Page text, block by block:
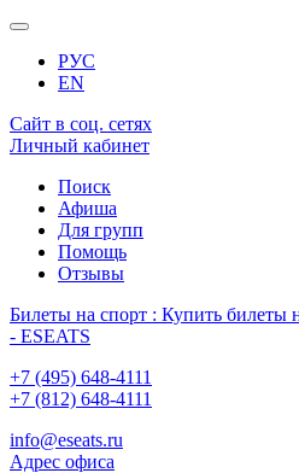
РУС
EN
Сайт в соц. сетях
Личный кабинет
Поиск
Афиша
Для групп
Помощь
Отзывы
Билеты на спорт : Купить билеты
- ESEATS
+7 (495) 648-4111
+7 (812) 648-4111
info@eseats.ru
Адрес офиса